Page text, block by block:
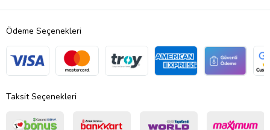
Ödeme Seçenekleri
Taksit Seçenekleri